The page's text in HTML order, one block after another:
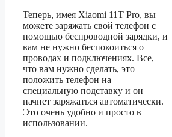
Теперь, имея Xiaomi 11T Pro, вы
можете заряжать свой телефон с
помощью беспроводной зарядки, и
вам не нужно беспокоиться о
проводах и подключениях. Все,
что вам нужно сделать, это
положить телефон на
специальную подставку и он
начнет заряжаться автоматически.
Это очень удобно и просто в
использовании.